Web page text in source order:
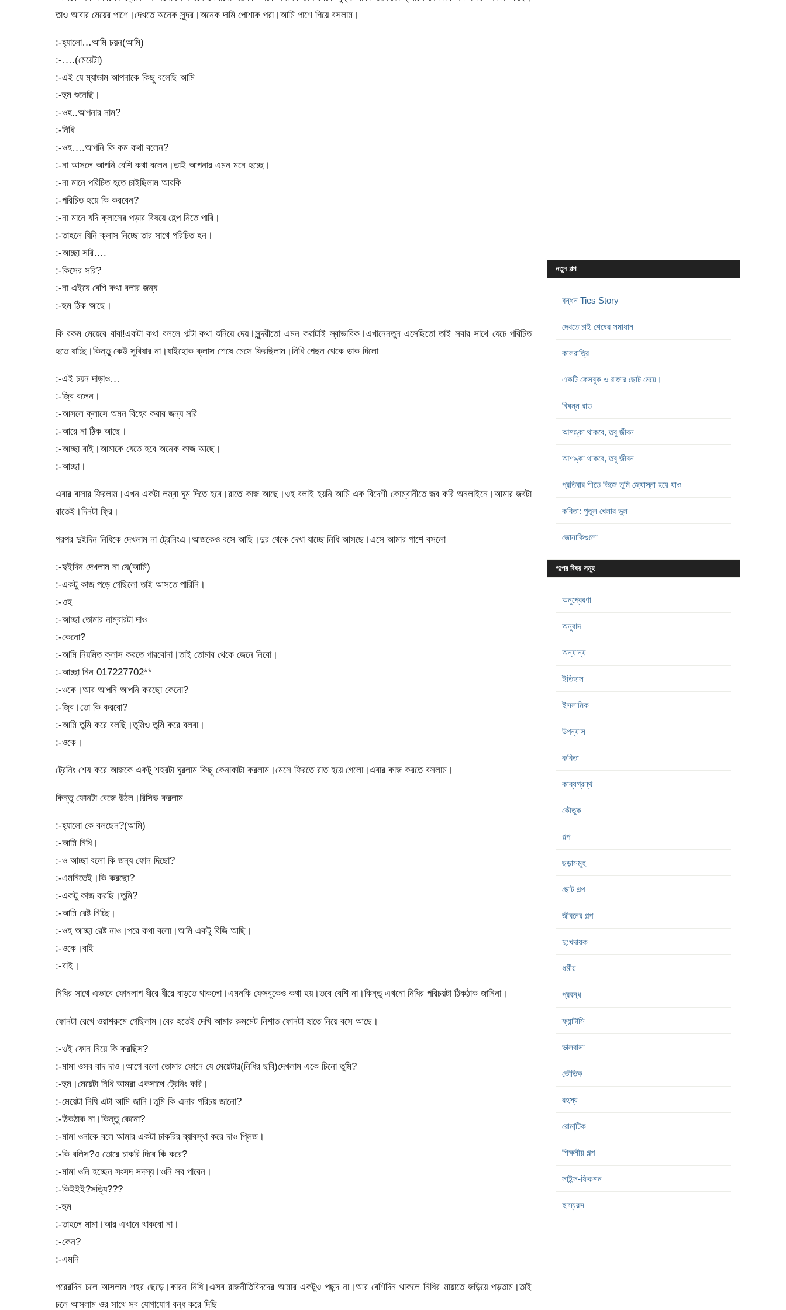
তাও আবার মেয়ের পাশে।দেখতে অনেক সুন্দর।অনেক দামি পোশাক পরা।আমি পাশে গিয়ে বসলাম।
:-হ্যালো…আমি চয়ন(আমি)
:-….(মেয়েটা)
:-এই যে ম্যাডাম আপনাকে কিছু বলেছি আমি
:-হুম শুনেছি।
:-ওহ..আপনার নাম?
:-নিধি
:-ওহ….আপনি কি কম কথা বলেন?
:-না আসলে আপনি বেশি কথা বলেন।তাই আপনার এমন মনে হচ্ছে।
:-না মানে পরিচিত হতে চাইছিলাম আরকি
:-পরিচিত হয়ে কি করবেন?
:-না মানে যদি ক্লাসের পড়ার বিষয়ে হেল্প নিতে পারি।
:-তাহলে যিনি ক্লাস নিচ্ছে তার সাথে পরিচিত হন।
:-আচ্ছা সরি….
:-কিসের সরি?
:-না এইযে বেশি কথা বলার জন্য
:-হুম ঠিক আছে।
কি রকম মেয়েরে বাবা!একটা কথা বললে পাল্টা কথা শুনিয়ে দেয়।সুন্দরীতো এমন করাটাই স্বাভাবিক।এখানেনতুন এসেছিতো তাই সবার সাথে যেচে পরিচিত
হতে যাচ্ছি।কিন্তু কেউ সুবিধার না।যাইহোক ক্লাস শেষে মেসে ফিরছিলাম।নিধি পেছন থেকে ডাক দিলো
:-এই চয়ন দাড়াও…
:-জ্বি বলেন।
:-আসলে ক্লাসে অমন বিহেব করার জন্য সরি
:-আরে না ঠিক আছে।
:-আচ্ছা বাই।আমাকে যেতে হবে অনেক কাজ আছে।
:-আচ্ছা।
এবার বাসার ফিরলাম।এখন একটা লম্বা ঘুম দিতে হবে।রাতে কাজ আছে।ওহ বলাই হয়নি আমি এক বিদেশী কোম্বানীতে জব করি অনলাইনে।আমার জবটা
রাতেই।দিনটা ফ্রি।
পরপর দুইদিন নিধিকে দেখলাম না ট্রেনিংএ।আজকেও বসে আছি।দুর থেকে দেখা যাচ্ছে নিধি আসছে।এসে আমার পাশে বসলো
:-দুইদিন দেখলাম না যে(আমি)
:-একটু কাজ পড়ে গেছিলো তাই আসতে পারিনি।
:-ওহ
:-আচ্ছা তোমার নাম্বারটা দাও
:-কেনো?
:-আমি নিয়মিত ক্লাস করতে পারবোনা।তাই তোমার থেকে জেনে নিবো।
:-আচ্ছা নিন 017227702**
:-ওকে।আর আপনি আপনি করছো কেনো?
:-জ্বি।তো কি করবো?
:-আমি তুমি করে বলছি।তুমিও তুমি করে বলবা।
:-ওকে।
ট্রেনিং শেষ করে আজকে একটু শহরটা ঘুরলাম কিছু কেনাকাটা করলাম।মেসে ফিরতে রাত হয়ে গেলো।এবার কাজ করতে বসলাম।
কিন্তু ফোনটা বেজে উঠল।রিসিভ করলাম
:-হ্যালো কে বলছেন?(আমি)
:-আমি নিধি।
:-ও আচ্ছা বলো কি জন্য ফোন দিছো?
:-এমনিতেই।কি করছো?
:-একটু কাজ করছি।তুমি?
:-আমি রেষ্ট নিচ্ছি।
:-ওহ আচ্ছা রেষ্ট নাও।পরে কথা বলো।আমি একটু বিজি আছি।
:-ওকে।বাই
:-বাই।
নিধির সাথে এভাবে ফোনলাপ ধীরে ধীরে বাড়তে থাকলো।এমনকি ফেসবুকেও কথা হয়।তবে বেশি না।কিন্তু এখনো নিধির পরিচয়টা ঠিকঠাক জানিনা।
ফোনটা রেখে ওয়াশরুমে গেছিলাম।বের হতেই দেখি আমার রুমমেট নিশাত ফোনটা হাতে নিয়ে বসে আছে।
:-ওই ফোন নিয়ে কি করছিস?
:-মামা ওসব বাদ দাও।আগে বলো তোমার ফোনে যে মেয়েটার(নিধির ছবি)দেখলাম একে চিনো তুমি?
:-হুম।মেয়েটা নিধি আমরা একসাথে ট্রেনিং করি।
:-মেয়েটা নিধি এটা আমি জানি।তুমি কি এনার পরিচয় জানো?
:-ঠিকঠাক না।কিন্তু কেনো?
:-মামা ওনাকে বলে আমার একটা চাকরির ব্যাবস্থা করে দাও প্লিজ।
:-কি বলিস?ও তোরে চাকরি দিবে কি করে?
:-মামা ওনি হচ্ছেন সংসদ সদস্য।ওনি সব পারেন।
:-কিইইই?সত্যি???
:-হুম
:-তাহলে মামা।আর এখানে থাকবো না।
:-কেন?
:-এমনি
পরেরদিন চলে আসলাম শহর ছেড়ে।কারন নিধি।এসব রাজনীতিবিদদের আমার একটুও পছন্দ না।আর বেশিদিন থাকলে নিধির মায়াতে জড়িয়ে পড়তাম।তাই
চলে আসলাম ওর সাথে সব যোগাযোগ বন্ধ করে দিছি
নতুন গল্প
বন্ধন Ties Story
দেখতে চাই শেষের সমাধান
কালরাত্রি
একটি ফেসবুক ও রাজার ছোট মেয়ে।
বিষন্ন রাত
আশঙ্কা থাকবে, তবু জীবন
আশঙ্কা থাকবে, তবু জীবন
প্রতিবার শীতে ভিজে তুমি জ্যোস্না হয়ে যাও
কবিতা: পুতুল খেলার ভুল
জোনাকিগুলো
গল্পের বিষয় সমূহ
অনুপ্রেরণা
অনুবাদ
অন্যান্য
ইতিহাস
ইসলামিক
উপন্যাস
কবিতা
কাব্যগ্রন্থ
কৌতুক
গল্প
ছড়াসমূহ
ছোট গল্প
জীবনের গল্প
দু:খদায়ক
ধর্মীয়
প্রবন্ধ
ফ্যান্টাসি
ভালবাসা
ভৌতিক
রহস্য
রোমান্টিক
শিক্ষনীয় গল্প
সাইন্স-ফিকশন
হাস্যরস